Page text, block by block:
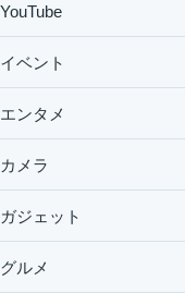
YouTube
イベント
エンタメ
カメラ
ガジェット
グルメ